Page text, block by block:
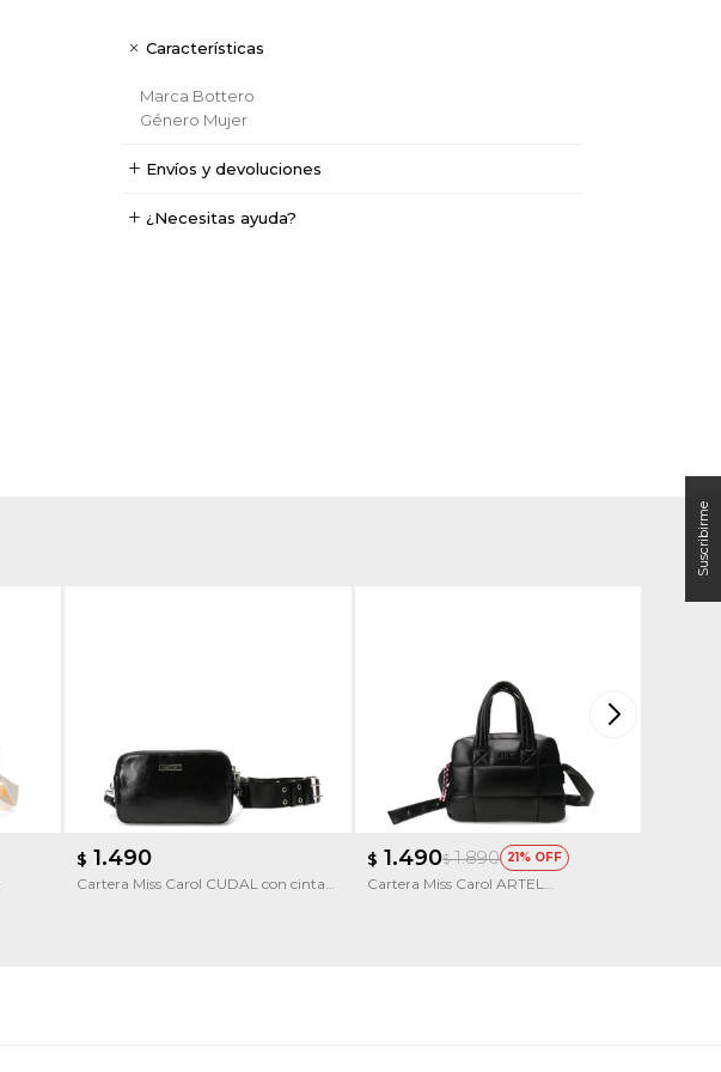
Características
Marca Bottero
Género Mujer
Envíos y devoluciones
¿Necesitas ayuda?
$ 1.490
Cartera Miss Carol CUDAL con cinta
$ 1.490$ 1.890 21
Cartera Miss Carol ARTEL